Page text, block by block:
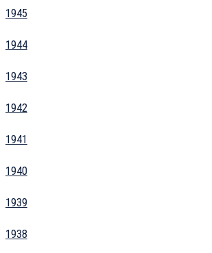
1945
1944
1943
1942
1941
1940
1939
1938